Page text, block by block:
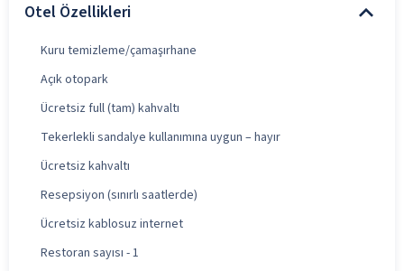
Otel Özellikleri
Kuru temizleme/çamaşırhane
Açık otopark
Ücretsiz full (tam) kahvaltı
Tekerlekli sandalye kullanımına uygun – hayır
Ücretsiz kahvaltı
Resepsiyon (sınırlı saatlerde)
Ücretsiz kablosuz internet
Restoran sayısı - 1